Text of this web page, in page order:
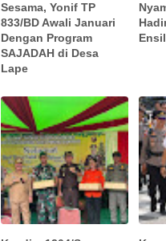
Sesama, Yonif TP
833/BD Awali Januari
Dengan Program
SAJADAH di Desa
Lape